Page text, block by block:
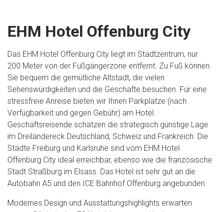
EHM Hotel Offenburg City
Das EHM Hotel Offenburg City liegt im Stadtzentrum, nur
200 Meter von der Fußgängerzone entfernt. Zu Fuß können
Sie bequem die gemütliche Altstadt, die vielen
Sehenswürdigkeiten und die Geschäfte besuchen. Für eine
stressfreie Anreise bieten wir Ihnen Parkplätze (nach
Verfügbarkeit und gegen Gebühr) am Hotel.
Geschäftsreisende schätzen die strategisch günstige Lage
im Dreiländereck Deutschland, Schweiz und Frankreich. Die
Städte Freiburg und Karlsruhe sind vom EHM Hotel
Offenburg City ideal erreichbar, ebenso wie die französische
Stadt Straßburg im Elsass. Das Hotel ist sehr gut an die
Autobahn A5 und den ICE Bahnhof Offenburg angebunden.
Modernes Design und Ausstattungshighlights erwarten